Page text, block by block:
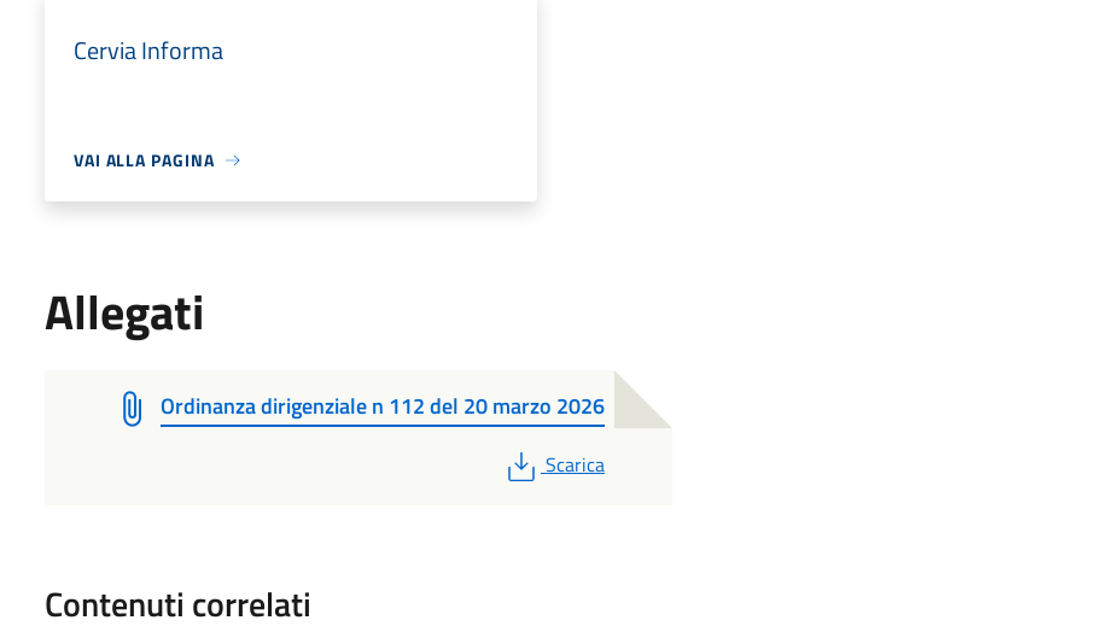
Cervia Informa
VAI ALLA PAGINA
Allegati
Ordinanza dirigenziale n 112 del 20 marzo 2026
PDF
Scarica
Contenuti correlati